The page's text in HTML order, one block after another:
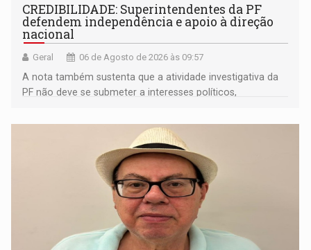
CREDIBILIDADE: Superintendentes da PF
defendem independência e apoio à direção
nacional
Geral 06 de Agosto de 2026 às 09:57
A nota também sustenta que a atividade investigativa da
PF não deve se submeter a interesses políticos,